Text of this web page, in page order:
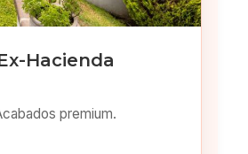
Hacienda
premium.